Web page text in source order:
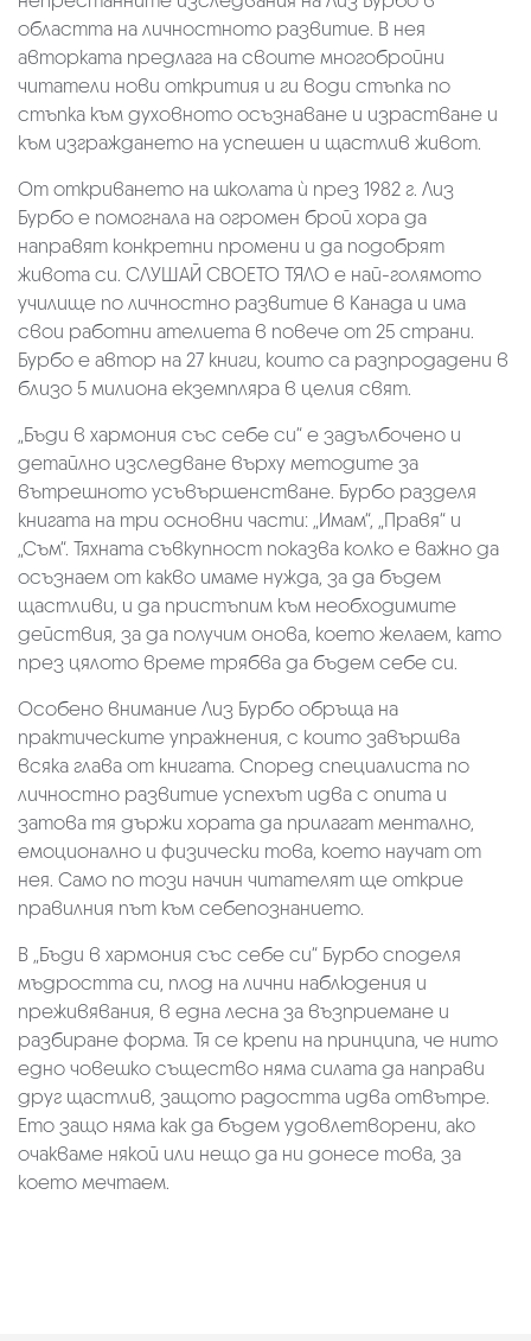
областта на личностното развитие. В нея
авторката предлага на своите многобройни
читатели нови открития и ги води стъпка по
стъпка към духовното осъзнаване и израстване и
към изграждането на успешен и щастлив живот.
От откриването на школата ѝ през 1982 г. Лиз
Бурбо е помогнала на огромен брой хора да
направят конкретни промени и да подобрят
живота си. СЛУШАЙ СВОЕТО ТЯЛО е най-голямото
училище по личностно развитие в Канада и има
свои работни ателиета в повече от 25 страни.
Бурбо е автор на 27 книги, които са разпродадени в
близо 5 милиона екземпляра в целия свят.
„Бъди в хармония със себе си“ е задълбочено и
детайлно изследване върху методите за
вътрешното усъвършенстване. Бурбо разделя
книгата на три основни части: „Имам“, „Правя“ и
„Съм“. Тяхната съвкупност показва колко е важно да
осъзнаем от какво имаме нужда, за да бъдем
щастливи, и да пристъпим към необходимите
действия, за да получим онова, което желаем, като
през цялото време трябва да бъдем себе си.
Особено внимание Лиз Бурбо обръща на
практическите упражнения, с които завършва
всяка глава от книгата. Според специалиста по
личностно развитие успехът идва с опита и
затова тя държи хората да прилагат ментално,
емоционално и физически това, което научат от
нея. Само по този начин читателят ще открие
правилния път към себепознанието.
В „Бъди в хармония със себе си“ Бурбо споделя
мъдростта си, плод на лични наблюдения и
преживявания, в една лесна за възприемане и
разбиране форма. Тя се крепи на принципа, че нито
едно човешко същество няма силата да направи
друг щастлив, защото радостта идва отвътре.
Ето защо няма как да бъдем удовлетворени, ако
очакваме някой или нещо да ни донесе това, за
което мечтаем.